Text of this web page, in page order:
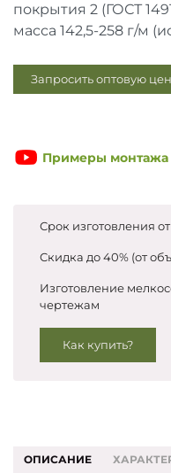
покрытия 2 (ГОСТ
масса 142,5-258 г/м
Запросить оптовую
Примеры монтажа
Срок изготовления
Скидка до 40% (от
Изготовление
чертежам
Как купить?
ОПИСАНИЕ